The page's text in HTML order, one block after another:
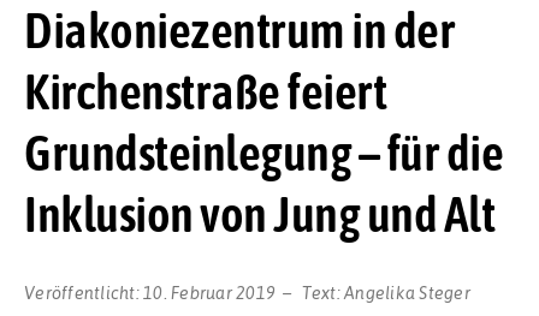
Diakoniezentrum in der
Kirchenstraße feiert
Grundsteinlegung – für die
Inklusion von Jung und Alt
Veröffentlicht: 10. Februar 2019 Text:Angelika Steger